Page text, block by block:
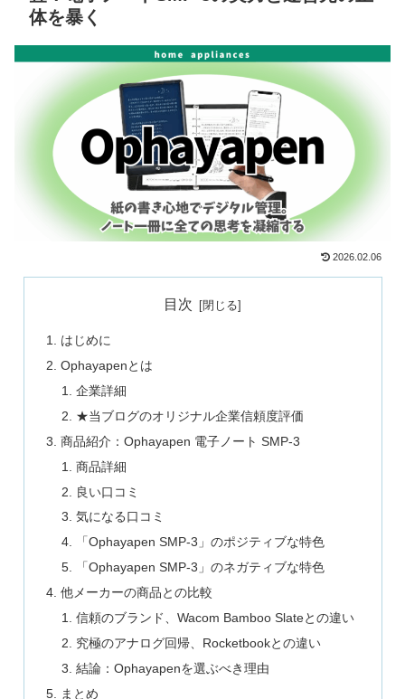
体を暴く
2026.02.06
目次
はじめに
Ophayapenとは
企業詳細
★当ブログのオリジナル企業信頼度評価
商品紹介：Ophayapen 電子ノート SMP-3
商品詳細
良い口コミ
気になる口コミ
「Ophayapen SMP-3」のポジティブな特色
「Ophayapen SMP-3」のネガティブな特色
他メーカーの商品との比較
信頼のブランド、Wacom Bamboo Slateとの違い
究極のアナログ回帰、Rocketbookとの違い
結論：Ophayapenを選ぶべき理由
まとめ